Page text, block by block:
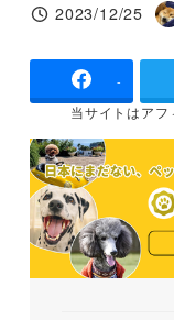
投稿日
2023/12/25
著
-
当サイトはアフ